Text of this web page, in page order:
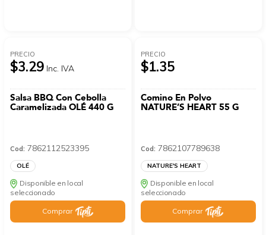
PRECIO
$3.29 Inc. IVA
Salsa BBQ Con Cebolla
Caramelizada OLÉ 440 G
Cod: 7862112523395
OLÉ
Disponible en local
seleccionado
Comprar
PRECIO
$1.35
Comino En Polvo
NATURE’S HEART 55 G
Cod: 7862107789638
NATURE'S HEART
Disponible en local
seleccionado
Comprar